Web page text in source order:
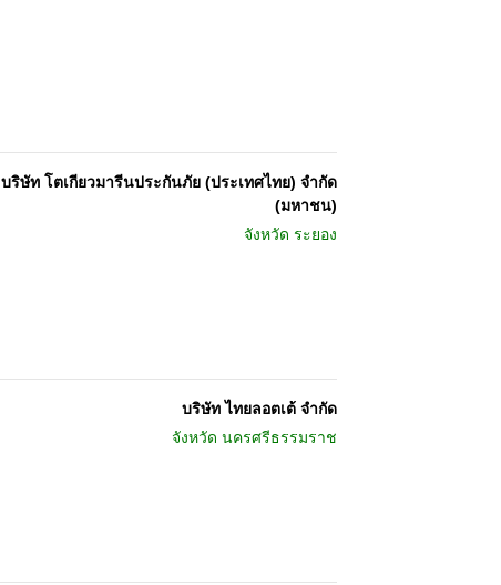
บริษัท โตเกียวมารีนประกันภัย (ประเทศไทย) จำกัด
(มหาชน)
จังหวัด ระยอง
บริษัท ไทยลอตเต้ จำกัด
จังหวัด นครศรีธรรมราช